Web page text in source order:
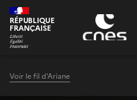
Panneau de gestion des cookies
RÉPUBLIQUE
FRANÇAISE
Voir le fil d'Ariane